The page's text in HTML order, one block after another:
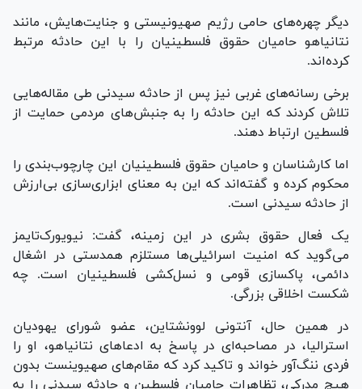
دیگر چهره‌های حامی رژیم صهیونیستی و جنایت‌هایش، مانند
نتانیاهو حامیان حقوق فلسطینیان را با این حادثه مرتبط
کرده‌اند.
برخی رسانه‌های غربی نیز پس از حادثه سیدنی طی مقاله‌هایی
تلاش کردند که این حادثه را به جنبش‌های مردمی حمایت از
فلسطین ارتباط دهند.
اما کارشناسان و حامیان حقوق فلسطینیان این چارچوب‌بندی را
محکوم کرده و گفته‌اند که این به معنای ابزاری‌سازی بی‌ارزش
از حادثه سیدنی است.
یک فعال حقوق بشری در این زمینه، گفت: نیویورک‌تایمز
می‌گوید که امنیت اسرائیلی‌ها مستلزم همدستی در اشغال
دائمی، پاکسازی قومی و نسل‌کشی فلسطینیان است. چه
شکست اخلاقی بزرگی.
در همین حال، آنتونی لوونشتاین، عضو شورای یهودیان
استرالیا، در مصاحبه‌ای در پاسخ به ادعا‌های نتانیاهو، او را
فردی ننگ‌آور خواند و تاکید کرد که مقام‌های صهیوینست بدون
هیچ مدرکی، تظاهرات حامیان فلسطین و حادثه سیدنی را به